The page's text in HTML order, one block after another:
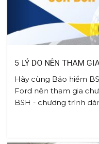
5 LÝ DO NÊN THAM
Hãy cùng Bảo hiểm
Ford nên tham gia
BSH - chương trình